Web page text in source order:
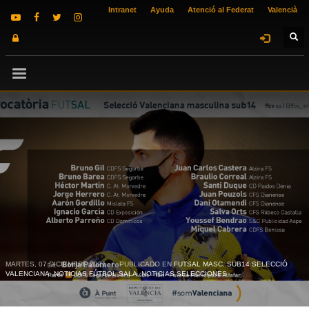
Intranet Ayuda Atenció al Federat Valencià
MARTES, 07 DICIEMBRE 2021 / PUBLICADO EN FUTSAL MASC. SUB14 SELECCIÓ
VALENCIANA,NOTICIAS FÚTBOL SALA,NOTICIAS SELECCIONES